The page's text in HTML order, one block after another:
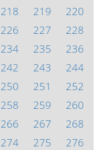
218 219
220
226 227
228
234 235
236
242 243
244
250 251
252
258 259
260
266 267
268
274 275
276